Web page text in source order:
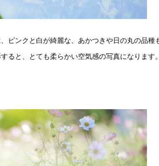
ピンクと白が綺麗な、あかつきや日の丸の品種
ると、とても柔らかい空気感の写真になります。